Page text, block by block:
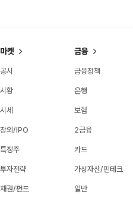
마켓
공시
시황
시세
장외/IPO
특징주
투자전략
채권/펀드
금융
금융정책
은행
보험
2금융
카드
가상자산/핀테크
일반